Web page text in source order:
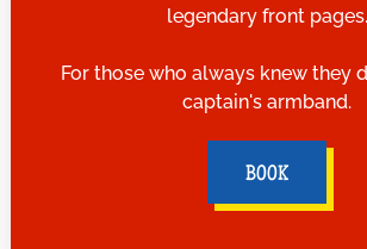
legendary front pages.
For those who always knew they
captain's armband.
BOOK